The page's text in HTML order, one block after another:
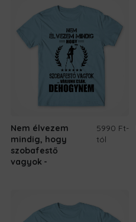
Nem élvezem
mindig, hogy
szobafestő
vagyok
5990 Ft-
tól